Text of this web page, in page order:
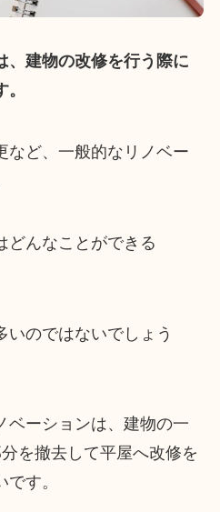
、建物の改修を行う際に
など、一般的なリノベー
どんなことができる
いのではないでしょう
ベーションは、建物の一
を撤去して平屋へ改修を
す。